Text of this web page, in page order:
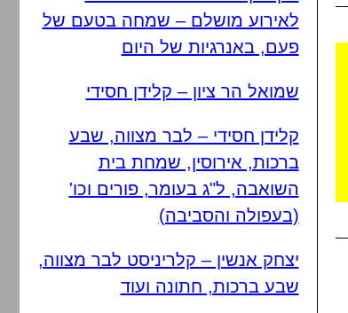
לאירוע מושלם – שמחה בטעם של
פעם, באנרגיות של היום
שמואל הר ציון – קלידן חסידי
קלידן חסידי – לבר מצווה, שבע
ברכות, אירוסין, שמחת בית
השואבה, ל"ג בעומר, פורים וכו'
(בעפולה והסביבה)
יצחק אנשין – קלריניסט לבר מצווה,
שבע ברכות, חתונה ועוד